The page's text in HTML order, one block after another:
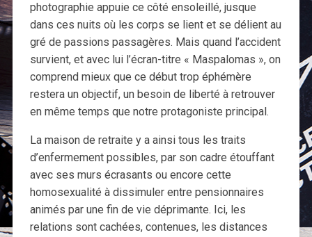
photographie appuie ce côté ensoleillé, jusque
dans ces nuits où les corps se lient et se délient au
gré de passions passagères. Mais quand l’accident
survient, et avec lui l’écran-titre « Maspalomas », on
comprend mieux que ce début trop éphémère
restera un objectif, un besoin de liberté à retrouver
en même temps que notre protagoniste principal.
La maison de retraite y a ainsi tous les traits
d’enfermement possibles, par son cadre étouffant
avec ses murs écrasants ou encore cette
homosexualité à dissimuler entre pensionnaires
animés par une fin de vie déprimante. Ici, les
relations sont cachées, contenues, les distances